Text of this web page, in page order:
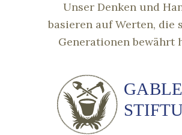
Unser Denken und
basieren auf Werten, die
Generationen bewährt